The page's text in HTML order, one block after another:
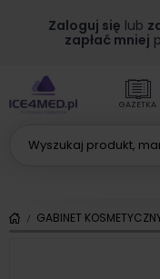
Zaloguj się lub
zapłać mniej
GAZETKA
GABINET